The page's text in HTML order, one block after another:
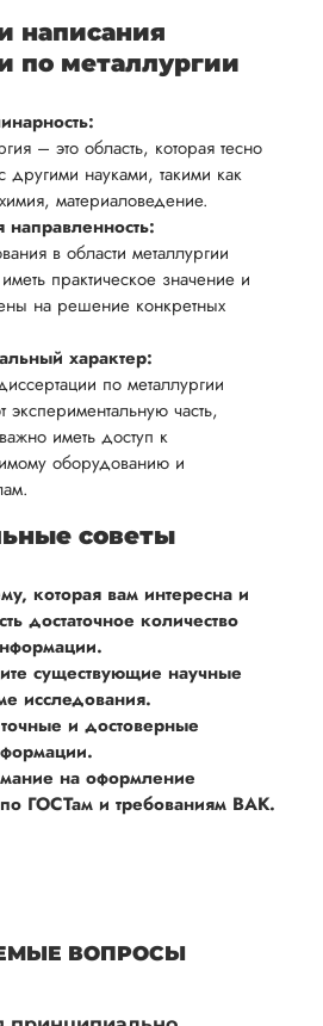
написания
по металлургии
– это область, которая тесно
другими науками, такими как
материаловедение.
направленность:
в области металлургии
практическое значение и
на решение конкретных
характер:
по металлургии
экспериментальную часть,
иметь доступ к
оборудованию и
советы
которая вам интересна и
достаточное количество
существующие научные
исследования.
и достоверные
на оформление
ГОСТам и требованиям ВАК.
ВОПРОСЫ